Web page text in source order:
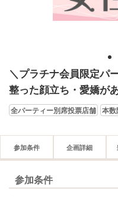
1
＼プラチナ会員限定パ
整った顔立ち・愛嬌が
全パーティー別席投票店舗 本
参加条件 企画詳細
参加条件